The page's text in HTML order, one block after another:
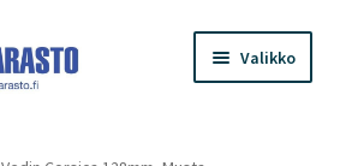
Valikko